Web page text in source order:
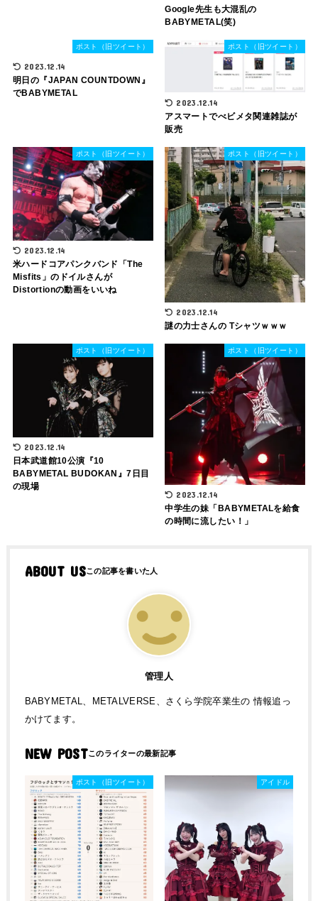
Google先生も大混乱の
BABYMETAL(笑)
ポスト（旧ツイート）
2023.12.14
明日の『JAPAN COUNTDOWN』
でBABYMETAL
ポスト（旧ツイート）
2023.12.14
アスマートでべビメタ関連雑誌が
販売
ポスト（旧ツイート）
2023.12.14
米ハードコアパンクバンド「The
Misfits」のドイルさんが
Distortionの動画をいいね
ポスト（旧ツイート）
2023.12.14
謎の力士さんの Tシャツｗｗｗ
ポスト（旧ツイート）
2023.12.14
日本武道館10公演『10
BABYMETAL BUDOKAN』7日目
の現場
ポスト（旧ツイート）
2023.12.14
中学生の妹「BABYMETALを給食
の時間に流したい！」
ABOUT US
管理人
BABYMETAL、METALVERSE、さくら学院卒業生の 情報追っ
かけてます。
NEW POST
ポスト（旧ツイート） アイドル